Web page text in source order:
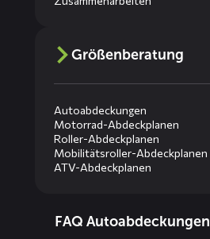
Größenberatung
Autoabdeckungen
Motorrad-Abdeckplanen
Roller-Abdeckplanen
Mobilitätsroller-Abdeckplanen
ATV-Abdeckplanen
menusFAQ Autoabdeckungen